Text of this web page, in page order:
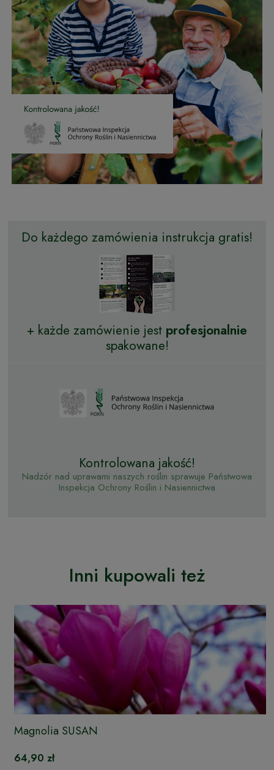
Do każdego zamówienia instrukcja gratis!
+ każde zamówienie jest profesjonalnie
spakowane!
Kontrolowana jakość!
Nadzór nad uprawami naszych roślin sprawuje Państwowa
Inspekcja Ochrony Roślin i Nasiennictwa
Inni kupowali też
Magnolia SUSAN
64,90 zł